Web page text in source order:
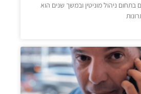
בתחום ניהול מוניטין ובמשך שנים הוא